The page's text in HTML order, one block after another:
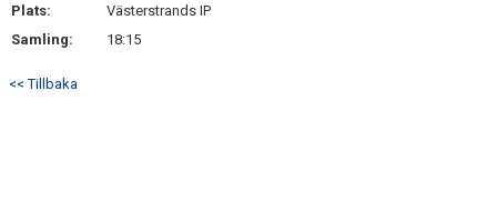
KONTAKT
Plats:
Västerstrands IP
Samling:
18:15
<< Tillbaka